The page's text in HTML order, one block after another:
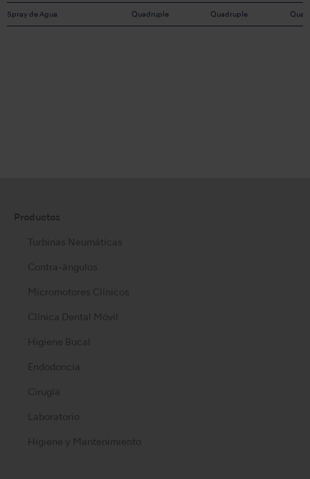
Spray de Agua Quadruple Quadruple
Productos
Turbinas Neumáticas
Contra-ángulos
Micromotores Clínicos
Clínica Dental Móvil
Higiene Bucal
Endodoncia
Cirugía
Laboratorio
Higiene y Mantenimiento